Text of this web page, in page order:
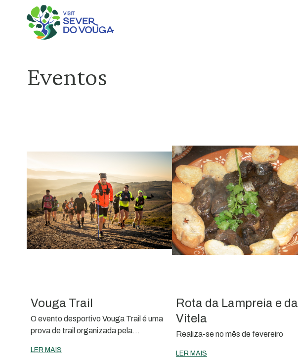
Eventos
Vouga Trail
O evento desportivo Vouga Trail é uma
prova de trail organizada pela
Câmara Municipa de Sever do Vouga.
LER MAIS
Rota da Lampreia e da
Vitela
Realiza-se no mês de fevereiro
LER MAIS